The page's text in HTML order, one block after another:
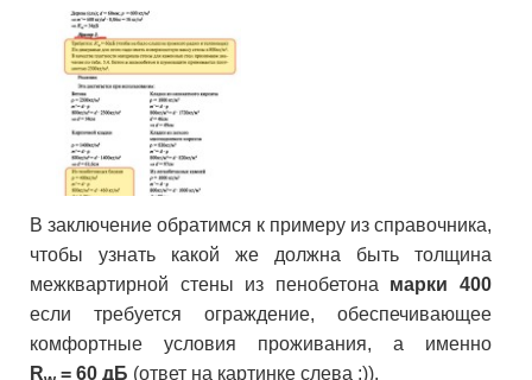
В заключение обратимся к примеру из справочника,
чтобы узнать какой же должна быть толщина
межквартирной стены из пенобетона марки 400
если требуется ограждение, обеспечивающее
комфортные условия проживания, а именно
R
= 60 дБ (ответ на картинке слева ;)).